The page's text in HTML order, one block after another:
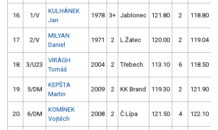
16. 1/V
KULHÁNEK
Jan
1978 3+ Jablonec 121.80 2 118.80
17. 2/V
MILYAN
Daniel
1971 2 L.Žatec 120.00 2 119.04
18. 3/U23
VIRÁGH
Tomáš
2004 2 Třebech. 113.10 6 118.50
19. 5/DM
KEPŠTA
Martin
2009 2 KK Brand 119.30 2 121.90
20. 6/DM
KOMÍNEK
Vojtěch
2008 2 Č.Lípa 121.50 4 122.10